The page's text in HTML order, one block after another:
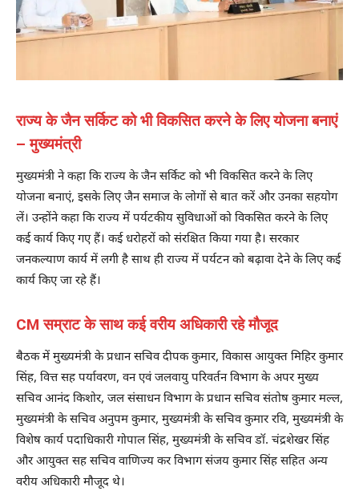
राज्य के जैन सर्किट को भी विकसित करने के लिए योजना बनाएं
– मुख्यमंत्री
मुख्यमंत्री ने कहा कि राज्य के जैन सर्किट को भी विकसित करने के लिए
योजना बनाएं, इसके लिए जैन समाज के लोगों से बात करें और उनका सहयोग
लें। उन्होंने कहा कि राज्य में पर्यटकीय सुविधाओं को विकसित करने के लिए
कई कार्य किए गए हैं। कई धरोहरों को संरक्षित किया गया है। सरकार
जनकल्याण कार्य में लगी है साथ ही राज्य में पर्यटन को बढ़ावा देने के लिए कई
कार्य किए जा रहे हैं।
CM सम्राट के साथ कई वरीय अधिकारी रहे मौजूद
बैठक में मुख्यमंत्री के प्रधान सचिव दीपक कुमार, विकास आयुक्त मिहिर कुमार
सिंह, वित्त सह पर्यावरण, वन एवं जलवायु परिवर्तन विभाग के अपर मुख्य
सचिव आनंद किशोर, जल संसाधन विभाग के प्रधान सचिव संतोष कुमार मल्ल,
मुख्यमंत्री के सचिव अनुपम कुमार, मुख्यमंत्री के सचिव कुमार रवि, मुख्यमंत्री के
विशेष कार्य पदाधिकारी गोपाल सिंह, मुख्यमंत्री के सचिव डॉ. चंद्रशेखर सिंह
और आयुक्त सह सचिव वाणिज्य कर विभाग संजय कुमार सिंह सहित अन्य
वरीय अधिकारी मौजूद थे।